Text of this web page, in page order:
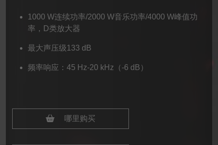
1000 W连续功率/2000 W音乐功率/4000 W峰值功
率，D类放大器
最大声压级133 dB
频率响应：45 Hz-20 kHz（-6 dB）
哪里购买